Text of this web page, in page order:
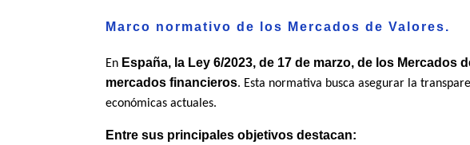
Marco normativo de los Mercados de Valores.
En España, la Ley 6/2023, de 17 de marzo, de los
mercados financieros. Esta normativa busca asegurar la
económicas actuales.
Entre sus principales objetivos destacan: